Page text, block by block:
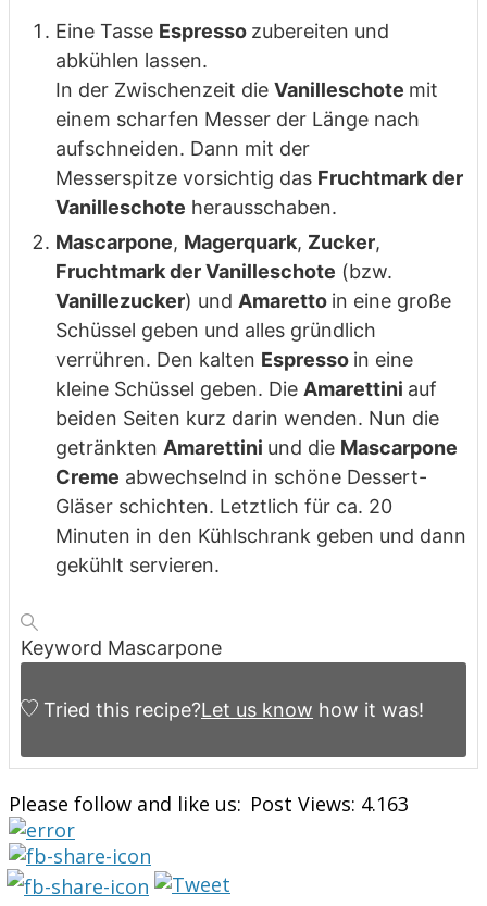
Eine Tasse Espresso zubereiten und
abkühlen lassen.
In der Zwischenzeit die Vanilleschote mit
einem scharfen Messer der Länge nach
aufschneiden. Dann mit der
Messerspitze vorsichtig das Fruchtmark der
Vanilleschote herausschaben.
Mascarpone, Magerquark, Zucker,
Fruchtmark der Vanilleschote (bzw.
Vanillezucker) und Amaretto in eine große
Schüssel geben und alles gründlich
verrühren. Den kalten Espresso in eine
kleine Schüssel geben. Die Amarettini auf
beiden Seiten kurz darin wenden. Nun die
getränkten Amarettini und die Mascarpone
Creme abwechselnd in schöne Dessert-
Gläser schichten. Letztlich für ca. 20
Minuten in den Kühlschrank geben und dann
gekühlt servieren.
Keyword Mascarpone
Tried this recipe?Let us know how it was!
Please follow and like us: Post Views: 4.163